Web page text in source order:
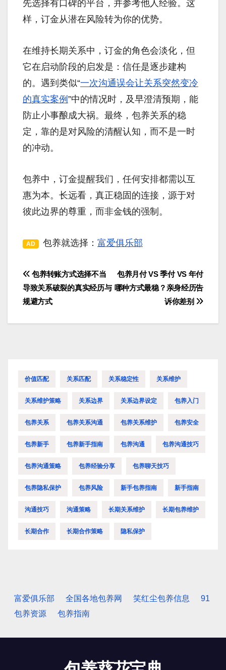
先选择有口碑的平台，并参考他人经验。这
样，订金从潜在风险转为你的优势。
在维持长期关系中，订金的角色会淡化，但
它在启动阶段的启发是：信任是逐步建构
的。遇到类似“一次沟通误会让关系突然变冷
的真实案例 ”中的情况时，及早澄清预期，能
防止小事酿成大祸。最终，包养关系的稳
定，靠的是对风险的清醒认知，而不是一时
的冲动。
包养中，订金提醒我们，任何安排都需以互
惠为本。长远看，真正稳固的连接，源于对
彼此边界的尊重，而非金钱的强制。
AD 包养就选择： 富爱俱乐部
文
章
航
包养月付 VS 季付 VS 年付
哪种方式最稳？亲身经历告
诉你差别
包养转账方式选择不当
导致关系破裂的真实经历与
规避方式
价值匹配 关系匹配 关系稳定性 关系维护
关系维护策略 关系边界 关系边界设定 包养入门
包养关系 包养关系沟通 包养关系维护 包养安全
包养新手 包养新手指南 包养沟通 包养沟通技巧
包养沟通策略 包养经验分享 包养聊天技巧
包养隐私保护 包养风险 新手包养指南 新手指南
沟通技巧 沟通策略 长期关系维护 长期包养维护
长期合作 长期合作策略 隐私保护
富爱俱乐部 全国各地包养网 笑红尘包养信息
91
包养资源
包养指南